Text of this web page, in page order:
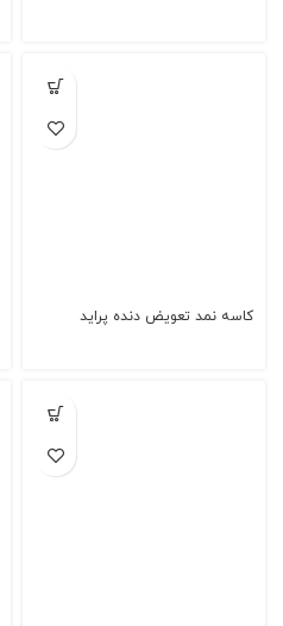
کاسه نمد تعویض دنده پراید